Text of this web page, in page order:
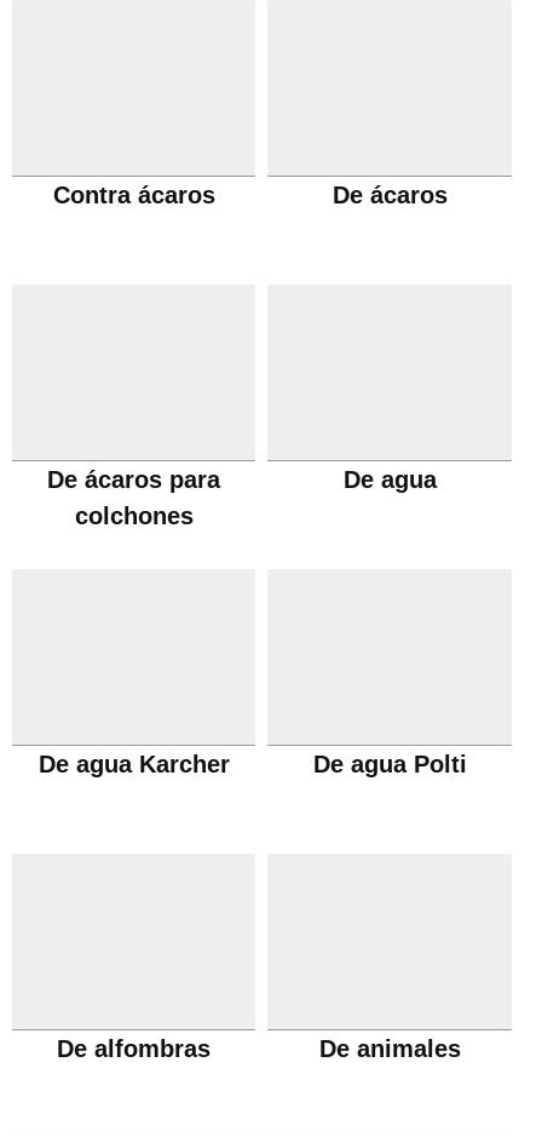
Contra ácaros De ácaros
De ácaros para
colchones
De agua
De agua Karcher De agua Polti
De alfombras De animales